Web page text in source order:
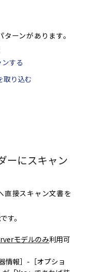
ーンがあります。
する
取り込む
ーにスキャン
直接スキャン文書を
す。
モデルのみ利用可
情報］-［オプショ